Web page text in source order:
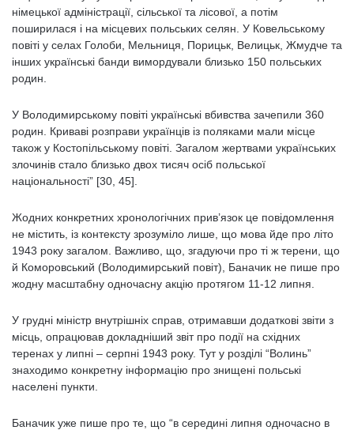
німецької адміністрації, сільської та лісової, а потім
поширилася і на місцевих польських селян. У Ковельському
повіті у селах Голоби, Мельниця, Порицьк, Велицьк, Жмудче та
інших українські банди вимордували близько 150 польських
родин.
У Володимирському повіті українські вбивства зачепили 360
родин. Криваві розправи українців із поляками мали місце
також у Костопільському повіті. Загалом жертвами українських
злочинів стало близько двох тисяч осіб польської
національності” [30, 45].
Жодних конкретних хронологічних прив’язок це повідомлення
не містить, із контексту зрозуміло лише, що мова йде про літо
1943 року загалом. Важливо, що, згадуючи про ті ж терени, що
й Коморовський (Володимирський повіт), Баначик не пише про
жодну масштабну одночасну акцію протягом 11-12 липня.
У грудні міністр внутрішніх справ, отримавши додаткові звіти з
місць, опрацював докладніший звіт про події на східних
теренах у липні – серпні 1943 року. Тут у розділі “Волинь”
знаходимо конкретну інформацію про знищені польські
населені пункти.
Баначик уже пише про те, що “в середині липня одночасно в